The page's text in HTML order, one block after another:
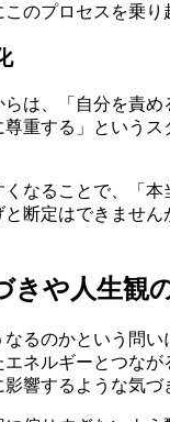
のプロセスを乗り
は、「自分を責
重する」という
なることで、「
断定はできませ
きや人生観
るのかという問
ネルギーとつな
響するような気づ